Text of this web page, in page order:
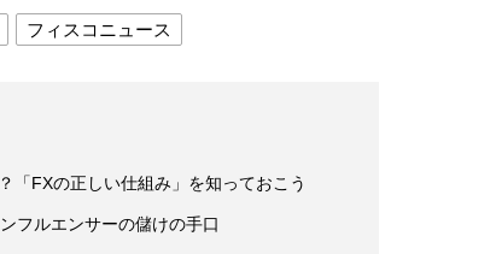
フィスコニュース
「FXの正しい仕組み」を知っておこう
フルエンサーの儲けの手口